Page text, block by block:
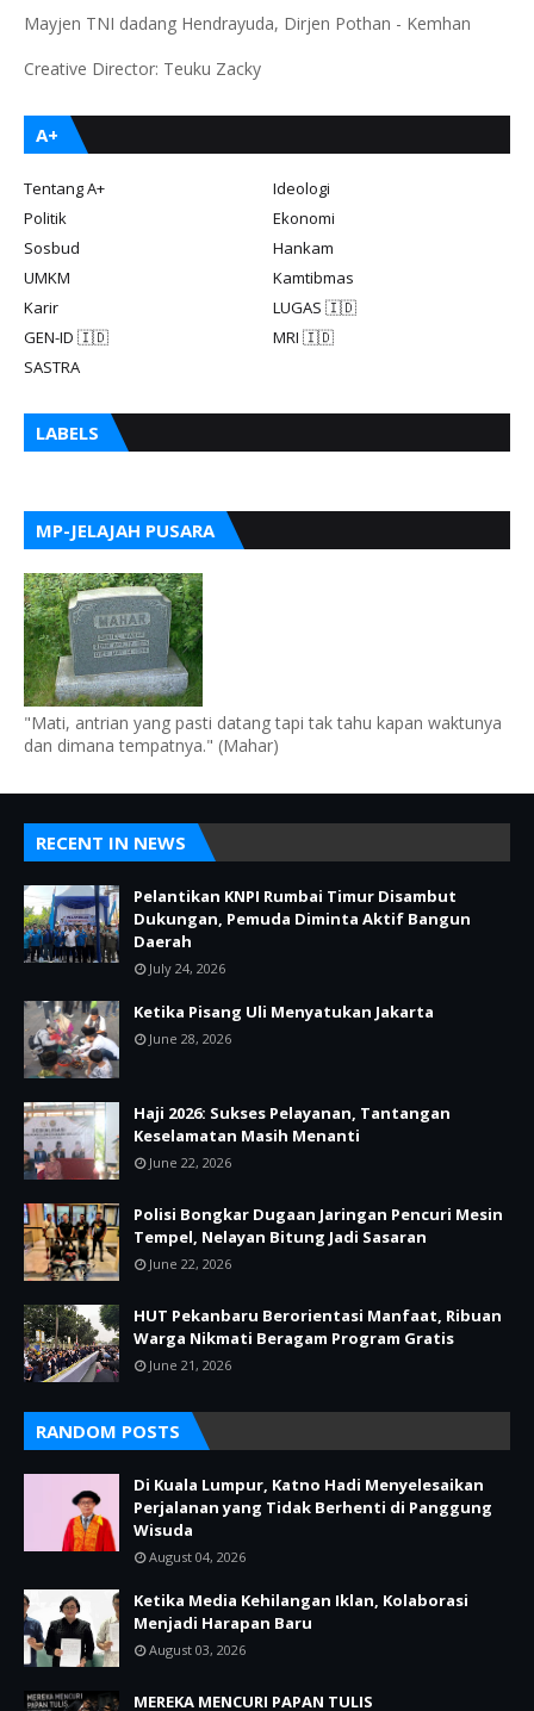
Mayjen TNI dadang Hendrayuda, Dirjen Pothan - Kemhan
Creative Director: Teuku Zacky
A+
Tentang A+
Ideologi
Politik
Ekonomi
Sosbud
Hankam
UMKM
Kamtibmas
Karir
LUGAS 🇮🇩
GEN-ID 🇮🇩
MRI 🇮🇩
SASTRA
LABELS
MP-JELAJAH PUSARA
"Mati, antrian yang pasti datang tapi tak tahu kapan waktunya
dan dimana tempatnya." (Mahar)
RECENT IN NEWS
Pelantikan KNPI Rumbai Timur Disambut
Dukungan, Pemuda Diminta Aktif Bangun
Daerah
July 24, 2026
Ketika Pisang Uli Menyatukan Jakarta
June 28, 2026
Haji 2026: Sukses Pelayanan, Tantangan
Keselamatan Masih Menanti
June 22, 2026
Polisi Bongkar Dugaan Jaringan Pencuri Mesin
Tempel, Nelayan Bitung Jadi Sasaran
June 22, 2026
HUT Pekanbaru Berorientasi Manfaat, Ribuan
Warga Nikmati Beragam Program Gratis
June 21, 2026
RANDOM POSTS
Di Kuala Lumpur, Katno Hadi Menyelesaikan
Perjalanan yang Tidak Berhenti di Panggung
Wisuda
August 04, 2026
Ketika Media Kehilangan Iklan, Kolaborasi
Menjadi Harapan Baru
August 03, 2026
MEREKA MENCURI PAPAN TULIS